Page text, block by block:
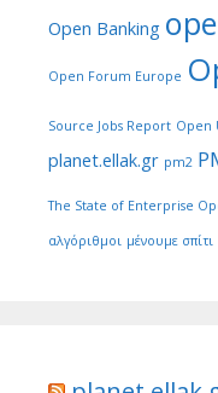
Open Banking
Open Forum Europe
Source Jobs Report Open
planet.ellak.gr pm2
The State of Enterprise
αλγόριθμοι μένουμε σπίτι